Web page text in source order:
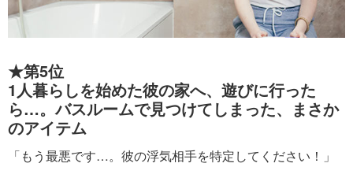
★第5位
1人暮らしを始めた彼の家へ、遊びに行った
ら…。バスルームで見つけてしまった、まさか
のアイテム
「もう最悪です…。彼の浮気相手を特定してください！」